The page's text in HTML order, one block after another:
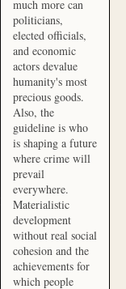
much more can
politicians,
elected officials,
and economic
actors devalue
humanity's most
precious goods.
Also, the
guideline is who
is shaping a future
where crime will
prevail
everywhere.
Materialistic
development
without real social
cohesion and the
achievements for
which people